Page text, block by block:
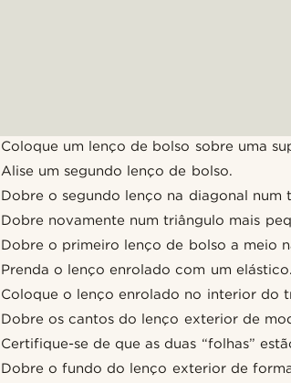
Coloque um lenço de bolso sobre uma
Alise um segundo lenço de bolso.
Dobre o segundo lenço na diagonal num
Dobre novamente num triângulo mais
Dobre o primeiro lenço de bolso a meio
Prenda o lenço enrolado com um elástico.
Coloque o lenço enrolado no interior do
Dobre os cantos do lenço exterior de
Certifique-se de que as duas “folhas”
Dobre o fundo do lenço exterior de